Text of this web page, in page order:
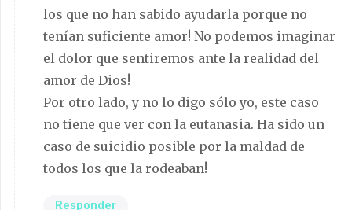
los que no han sabido ayudarla porque no
tenían suficiente amor! No podemos imaginar
el dolor que sentiremos ante la realidad del
amor de Dios!
Por otro lado, y no lo digo sólo yo, este caso
no tiene que ver con la eutanasia. Ha sido un
caso de suicidio posible por la maldad de
todos los que la rodeaban!
Responder